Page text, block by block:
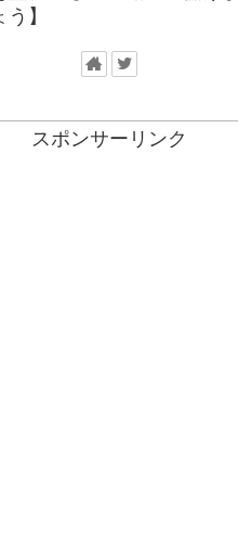
う】
スポンサーリンク